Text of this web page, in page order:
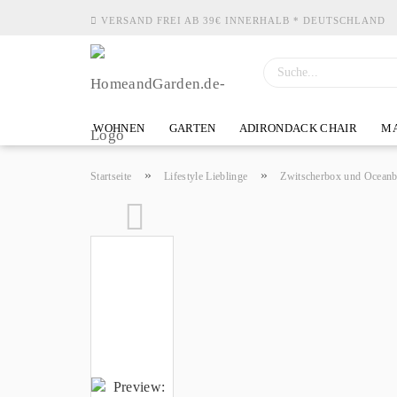
VERSAND FREI AB 39€ INNERHALB * DEUTSCHLAND
WOHNEN GARTEN ADIRONDACK CHAIR
Startseite » Lifestyle Lieblinge » Zwitscherbox und